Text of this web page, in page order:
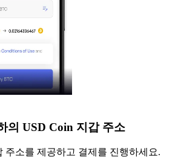
의 USD Coin 지갑 주소
주소를 제공하고 결제를 진행하세요.